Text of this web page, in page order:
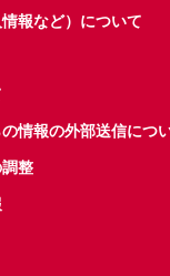
報など）について
情報の外部送信につ
整